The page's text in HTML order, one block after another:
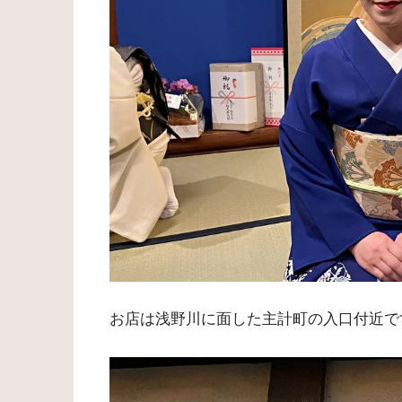
お店は浅野川に面した主計町の入口付近